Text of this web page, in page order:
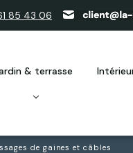
85 43 06
& terrasse
de gaines et câbles